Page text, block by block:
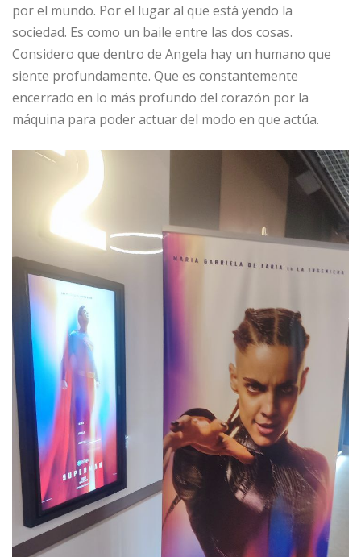
por el mundo. Por el lugar al que está yendo la
sociedad. Es como un baile entre las dos cosas.
Considero que dentro de Angela hay un humano que
siente profundamente. Que es constantemente
encerrado en lo más profundo del corazón por la
máquina para poder actuar del modo en que actúa.